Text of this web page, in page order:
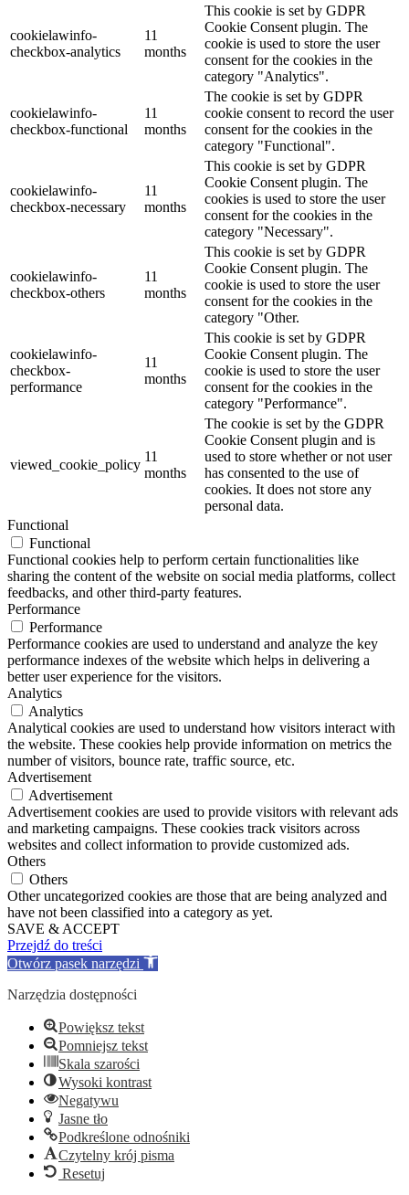
cookielawinfo-
checkbox-analytics
11
months
This cookie is set by GDPR
Cookie Consent plugin. The
cookie is used to store the user
consent for the cookies in the
category "Analytics".
cookielawinfo-
checkbox-functional
11
months
The cookie is set by GDPR
cookie consent to record the user
consent for the cookies in the
category "Functional".
cookielawinfo-
checkbox-necessary
11
months
This cookie is set by GDPR
Cookie Consent plugin. The
cookies is used to store the user
consent for the cookies in the
category "Necessary".
cookielawinfo-
checkbox-others
11
months
This cookie is set by GDPR
Cookie Consent plugin. The
cookie is used to store the user
consent for the cookies in the
category "Other.
cookielawinfo-
checkbox-
performance
11
months
This cookie is set by GDPR
Cookie Consent plugin. The
cookie is used to store the user
consent for the cookies in the
category "Performance".
viewed_cookie_policy
11
months
The cookie is set by the GDPR
Cookie Consent plugin and is
used to store whether or not user
has consented to the use of
cookies. It does not store any
personal data.
Functional
Functional
Functional cookies help to perform certain functionalities like
sharing the content of the website on social media platforms, collect
feedbacks, and other third-party features.
Performance
Performance
Performance cookies are used to understand and analyze the key
performance indexes of the website which helps in delivering a
better user experience for the visitors.
Analytics
Analytics
Analytical cookies are used to understand how visitors interact with
the website. These cookies help provide information on metrics the
number of visitors, bounce rate, traffic source, etc.
Advertisement
Advertisement
Advertisement cookies are used to provide visitors with relevant ads
and marketing campaigns. These cookies track visitors across
websites and collect information to provide customized ads.
Others
Others
Other uncategorized cookies are those that are being analyzed and
have not been classified into a category as yet.
SAVE & ACCEPT
Przejdź do treści
Otwórz pasek narzędzi
Narzędzia dostępności
Powiększ tekst
Pomniejsz tekst
Skala szarości
Wysoki kontrast
Negatywu
Jasne tło
Podkreślone odnośniki
Czytelny krój pisma
Resetuj